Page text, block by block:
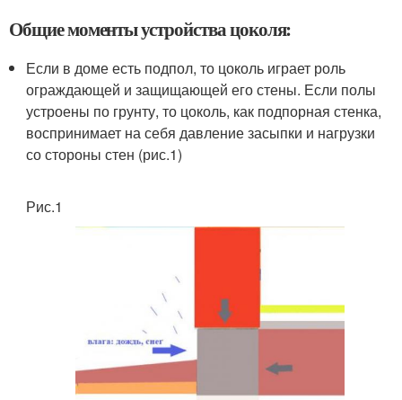
Общие моменты устройства цоколя:
Если в доме есть подпол, то цоколь играет роль
ограждающей и защищающей его стены. Если полы
устроены по грунту, то цоколь, как подпорная стенка,
воспринимает на себя давление засыпки и нагрузки
со стороны стен (рис.1)
Рис.1